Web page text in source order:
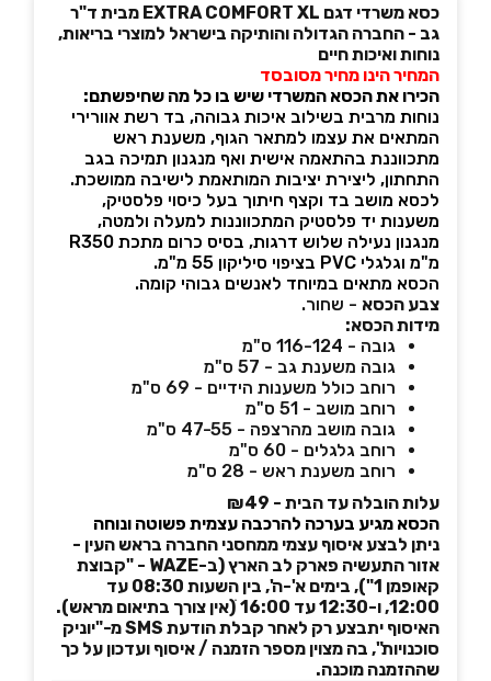
כסא משרדי דגם EXTRA COMFORT XL מבית ד"ר
גב - החברה הגדולה והותיקה בישראל למוצרי בריאות,
נוחות ואיכות חיים
המחיר הינו מחיר מסובסד
הכירו את הכסא המשרדי שיש בו כל מה שחיפשתם:
נוחות מרבית בשילוב איכות גבוהה, בד רשת אוורירי
המתאים את עצמו למתאר הגוף, משענת ראש
מתכווננת בהתאמה אישית ואף מנגנון תמיכה בגב
התחתון, ליצירת יציבות המותאמת לישיבה ממושכת.
לכסא מושב בד וקצף חיתוך בעל כיסוי פלסטיק,
משענות יד פלסטיק המתכווננות למעלה ולמטה,
מנגנון נעילה שלוש דרגות, בסיס כרום מתכת R350
מ"מ וגלגלי PVC בציפוי סיליקון 55 מ"מ.
הכסא מתאים במיוחד לאנשים גבוהי קומה.
צבע הכסא - שחור.
מידות הכסא:
גובה - 116-124 ס"מ
גובה משענת גב - 57 ס"מ
רוחב כולל משענות הידיים - 69 ס"מ
רוחב מושב - 51 ס"מ
גובה מושב מהרצפה - 47-55 ס"מ
רוחב גלגלים - 60 ס"מ
רוחב משענת ראש - 28 ס"מ
עלות הובלה עד הבית - ₪49
הכסא מגיע בערכה להרכבה עצמית פשוטה ונוחה
ניתן לבצע איסוף עצמי ממחסני החברה בראש העין -
אזור התעשיה פארק לב הארץ (ב-WAZE - "קבוצת
קאופמן 1"), בימים א'-ה', בין השעות 08:30 עד
12:00, ו-12:30 עד 16:00 ׁ(אין צורך בתיאום מראש).
האיסוף יתבצע רק לאחר קבלת הודעת SMS מ-"יוניק
סוכנויות", בה מצוין מספר הזמנה / איסוף ועדכון על כך
שההזמנה מוכנה.